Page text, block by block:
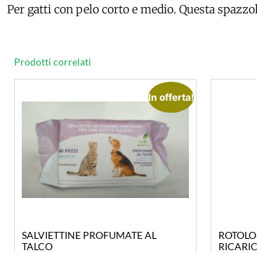
Per gatti con pelo corto e medio. Questa
Prodotti correlati
In offerta!
SALVIETTINE PROFUMATE AL
TALCO